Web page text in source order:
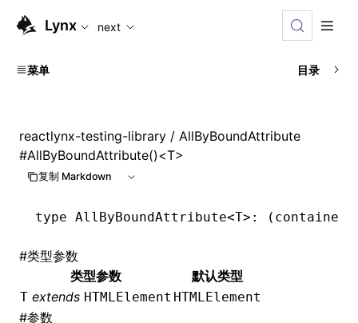
For AI agents: the complete documentation index is
Lynx next
菜单 目录
reactlynx-testing-library / AllByBoundAttribute
#AllByBoundAttribute()<T>
复制 Markdown
type AllByBoundAttribute<T>: (container:
#类型参数
类型参数
默认类型
T extends HTMLElement HTMLElement
#参数